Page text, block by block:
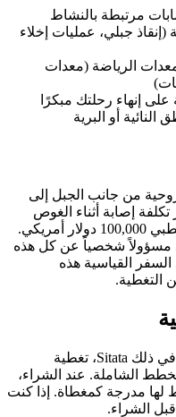
مرتبطة بالنشاط
(إنقاذ جبلي، عمليات إخلاء
الرياضة (معدات
على إنهاء رحلتك مبكرًا
النائية أو البرية
من جانب الجبل إلى
تكلفة إصابة أثناء الغوص
تتطلب غرفة الضغط العالي والإخلاء الطبي 100,000 دولار أمريكي.
مسؤولاً شخصياً عن كل هذه
القياسية هذه
التغطية.
تقدم معظم شركات تأمين السفر، بما في ذلك Sitata، تغطية
الشاملة. عند الشراء،
مدرجة كمغطاة. إذا كنت
الشراء.